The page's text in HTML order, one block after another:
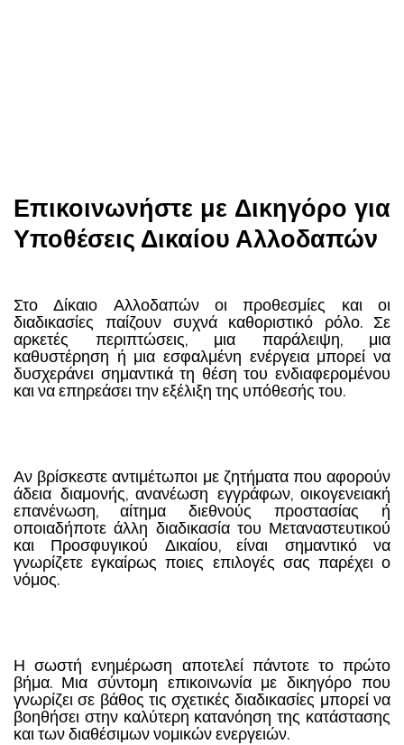
Επικοινωνήστε με Δικηγόρο για
Υποθέσεις Δικαίου Αλλοδαπών
Στο Δίκαιο Αλλοδαπών οι προθεσμίες και οι
διαδικασίες παίζουν συχνά καθοριστικό ρόλο. Σε
αρκετές περιπτώσεις, μια παράλειψη, μια
καθυστέρηση ή μια εσφαλμένη ενέργεια μπορεί να
δυσχεράνει σημαντικά τη θέση του ενδιαφερομένου
και να επηρεάσει την εξέλιξη της υπόθεσής του.
Αν βρίσκεστε αντιμέτωποι με ζητήματα που αφορούν
άδεια διαμονής, ανανέωση εγγράφων, οικογενειακή
επανένωση, αίτημα διεθνούς προστασίας ή
οποιαδήποτε άλλη διαδικασία του Μεταναστευτικού
και Προσφυγικού Δικαίου, είναι σημαντικό να
γνωρίζετε εγκαίρως ποιες επιλογές σας παρέχει ο
νόμος.
Η σωστή ενημέρωση αποτελεί πάντοτε το πρώτο
βήμα. Μια σύντομη επικοινωνία με δικηγόρο που
γνωρίζει σε βάθος τις σχετικές διαδικασίες μπορεί να
βοηθήσει στην καλύτερη κατανόηση της κατάστασης
και των διαθέσιμων νομικών ενεργειών.